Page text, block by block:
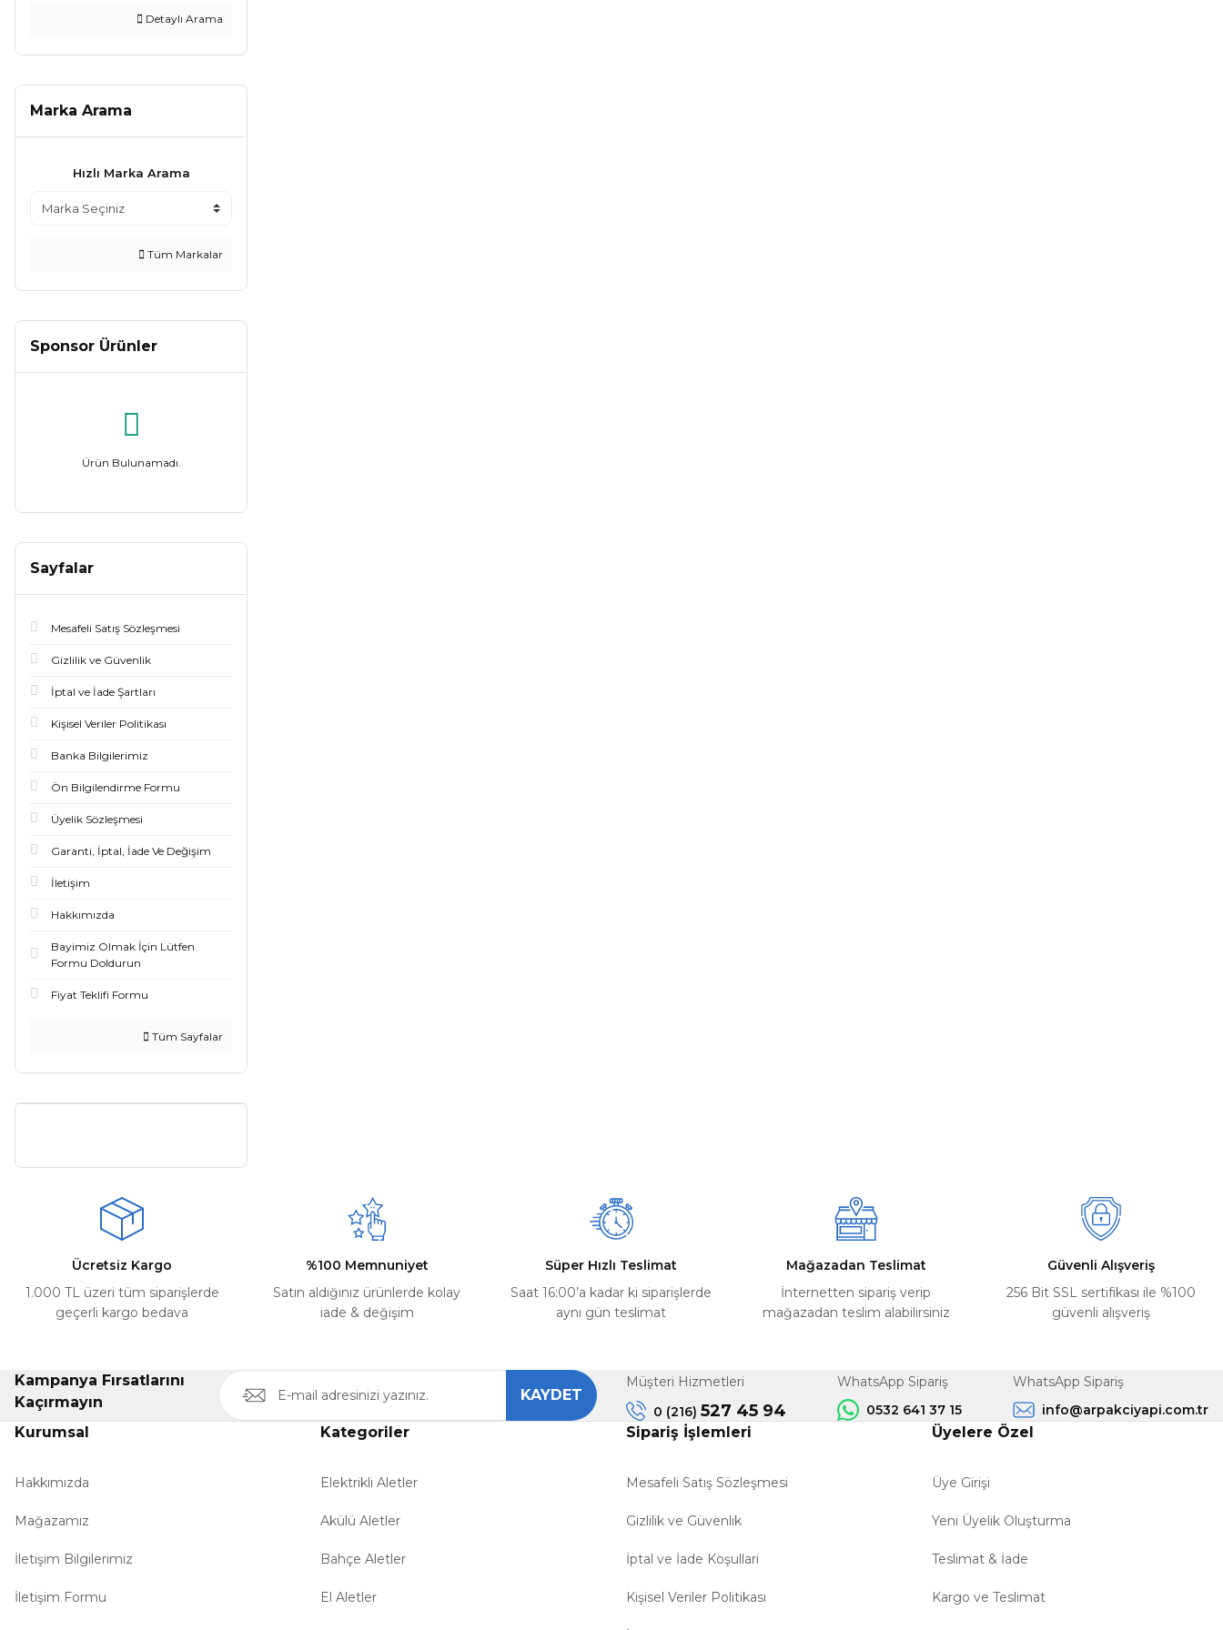
Detaylı Arama
Marka Arama
Hızlı Marka Arama
Tüm Markalar
Sponsor Ürünler
Ürün Bulunamadı.
Sayfalar
Mesafeli Satış Sözleşmesi
Gizlilik ve Güvenlik
İptal ve İade Şartları
Kişisel Veriler Politikası
Banka Bilgilerimiz
Ön Bilgilendirme Formu
Üyelik Sözleşmesi
Garanti, İptal, İade Ve Değişim
İletişim
Hakkımızda
Bayimiz Olmak İçin Lütfen
Formu Doldurun
Fiyat Teklifi Formu
Tüm Sayfalar
Ücretsiz Kargo
1.000 TL üzeri tüm siparişlerde
geçerli kargo bedava
%100 Memnuniyet
Satın aldığınız ürünlerde kolay
iade & değişim
Süper Hızlı Teslimat
Saat 16:00’a kadar ki siparişlerde
aynı gün teslimat
Mağazadan Teslimat
İnternetten sipariş verip
mağazadan teslim alabilirsiniz
Güvenli Alışveriş
256 Bit SSL sertifikası ile %100
güvenli alışveriş
Kampanya Fırsatlarını
Kaçırmayın
KAYDET
Müşteri Hizmetleri
0 (216) 527 45 94
WhatsApp Sipariş
0532 641 37 15
WhatsApp Sipariş
info@arpakciyapi.com.tr
Kurumsal
Hakkımızda
Mağazamız
İletişim Bilgilerimiz
İletişim Formu
Kategoriler
Elektrikli Aletler
Akülü Aletler
Bahçe Aletler
El Aletler
Sipariş İşlemleri
Mesafeli Satış Sözleşmesi
Gizlilik ve Güvenlik
İptal ve İade Koşullari
Kişisel Veriler Politikası
Üyelere Özel
Üye Girişi
Yeni Üyelik Oluşturma
Teslimat & İade
Kargo ve Teslimat